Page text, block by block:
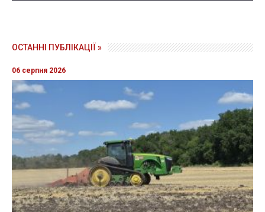
ОСТАННІ ПУБЛІКАЦІЇ »
06 серпня 2026